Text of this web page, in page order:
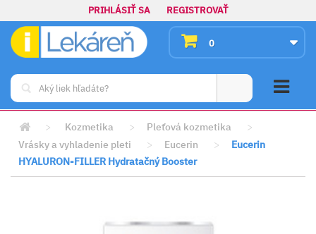
PRIHLÁSIŤ SA REGISTROVAŤ
0
> Kozmetika > Pleťová kozmetika
>
Vrásky a vyhladenie pleti
> Eucerin >
Eucerin
HYALURON-FILLER Hydratačný Booster